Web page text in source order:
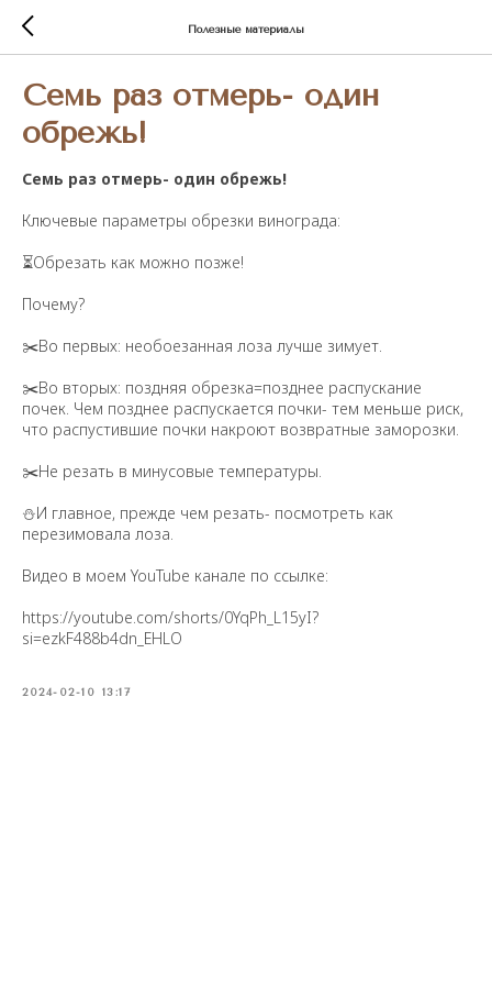
Полезные материалы
Семь раз отмерь- один
обрежь!
Семь раз отмерь- один обрежь!
Ключевые параметры обрезки винограда:
⏳Обрезать как можно позже!
Почему?
✂️Во первых: необоезанная лоза лучше зимует.
✂️Во вторых: поздняя обрезка=позднее распускание
почек. Чем позднее распускается почки- тем меньше риск,
что распустившие почки накроют возвратные заморозки.
✂️Не резать в минусовые температуры.
⛄️И главное, прежде чем резать- посмотреть как
перезимовала лоза.
Видео в моем YouTube канале по ссылке:
https://youtube.com/shorts/0YqPh_L15yI?
si=ezkF488b4dn_EHLO
2024-02-10 13:17